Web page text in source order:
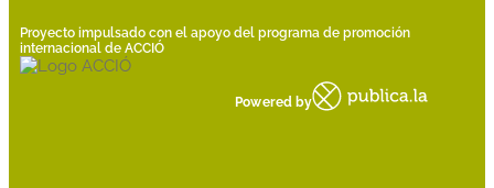
Proyecto impulsado con el apoyo del programa de promoción
internacional de ACCIÓ
Powered by